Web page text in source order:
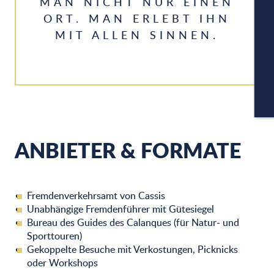
ORT. MAN ERLEBT IHN
MIT ALLEN SINNEN.
ANBIETER & FORMATE
Fremdenverkehrsamt von Cassis
Unabhängige Fremdenführer mit Gütesiegel
Bureau des Guides des Calanques (für Natur- und
Sporttouren)
Gekoppelte Besuche mit Verkostungen, Picknicks
oder Workshops